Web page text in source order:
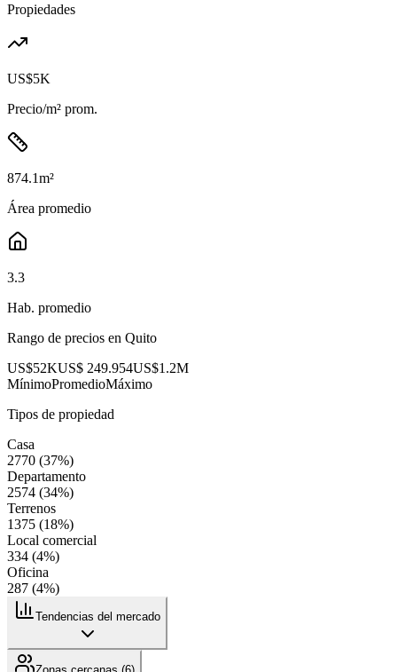
Propiedades
US$5K
Precio/m² prom.
874.1m²
Área promedio
3.3
Hab. promedio
Rango de precios en Quito
US$52KUS$ 249.954US$1.2M
MínimoPromedioMáximo
Tipos de propiedad
Casa
2770 (37%)
Departamento
2574 (34%)
Terrenos
1375 (18%)
Local comercial
334 (4%)
Oficina
287 (4%)
Tendencias del mercado